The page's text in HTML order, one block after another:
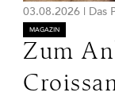
03.08.2026 | Das
MAGAZIN
Zum